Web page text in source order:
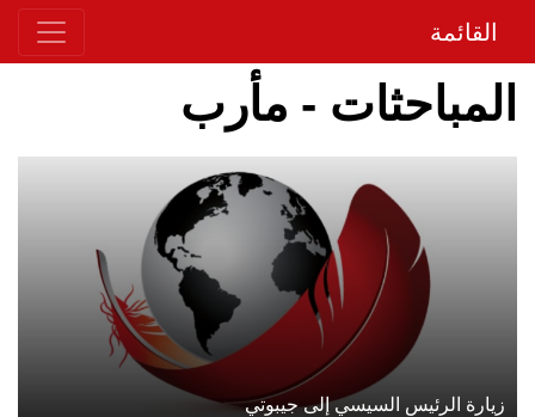
القائمة
المباحثات - مأرب
زيارة الرئيس السيسي إلى جيبوتي